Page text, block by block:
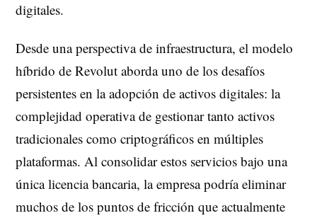
digitales.
Desde una perspectiva de infraestructura, el modelo
híbrido de Revolut aborda uno de los desafíos
persistentes en la adopción de activos digitales: la
complejidad operativa de gestionar tanto activos
tradicionales como criptográficos en múltiples
plataformas. Al consolidar estos servicios bajo una
única licencia bancaria, la empresa podría eliminar
muchos de los puntos de fricción que actualmente